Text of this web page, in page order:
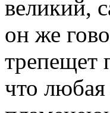
великий,
он же
трепещет
что